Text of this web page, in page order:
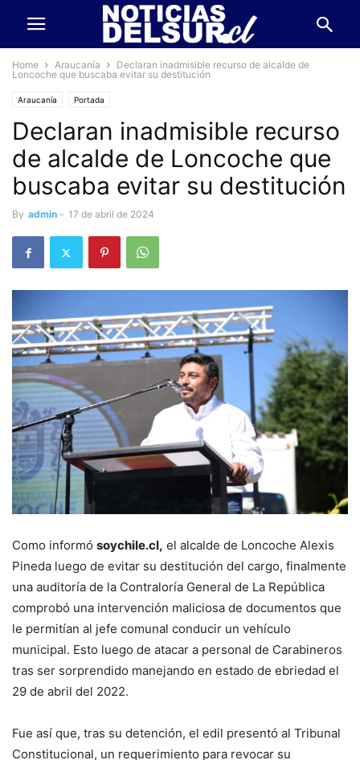
Home Araucanía
Declaran inadmisible recurso de alcalde de
Loncoche que buscaba evitar su destitución
Araucanía Portada
Declaran inadmisible recurso
de alcalde de Loncoche que
buscaba evitar su destitución
By admin - 17 de abril de 2024
Como informó soychile.cl, el alcalde de Loncoche Alexis
Pineda luego de evitar su destitución del cargo, finalmente
una auditoría de la Contraloría General de La República
comprobó una intervención maliciosa de documentos que
le permitían al jefe comunal conducir un vehículo
municipal. Esto luego de atacar a personal de Carabineros
tras ser sorprendido manejando en estado de ebriedad el
29 de abril del 2022.
Fue así que, tras su detención, el edil presentó al Tribunal
Constitucional, un requerimiento para revocar su